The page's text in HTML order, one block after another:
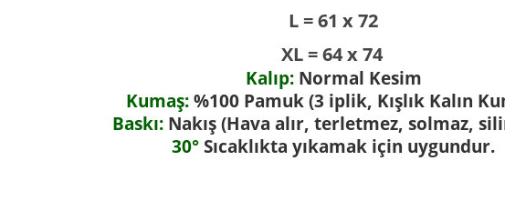
L = 61 x 72
XL = 64 x 74
Kalıp:Normal Kesim
Kumaş:%100 Pamuk (3 iplik, Kışlık Kalın
Baskı:Nakış (Hava alır, terletmez, solmaz,
30° Sıcaklıkta yıkamak için uygundur.